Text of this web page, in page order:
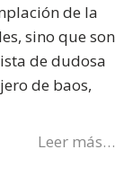
de la
sino que son
de dudosa
de baos,
Leer más…